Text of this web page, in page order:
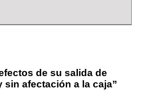
de su salida de
sin afectación a la caja”